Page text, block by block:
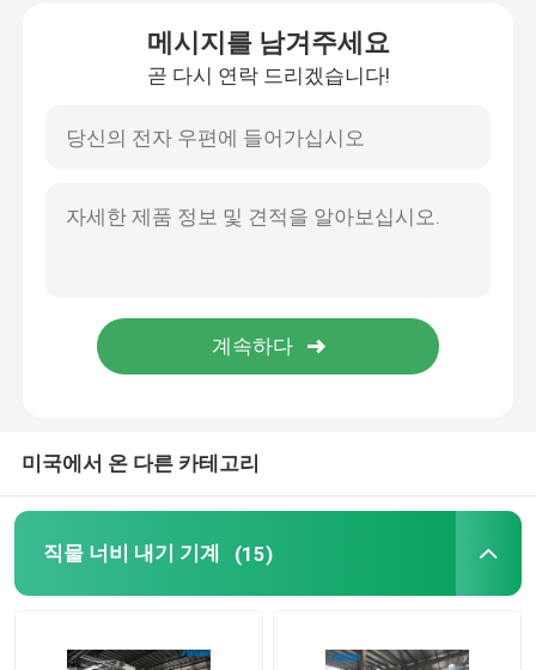
스텐터 완료기
드라이어 기계를 완화시키세요
메시지를 남겨주세요
곧 다시 연락 드리겠습니다!
미국에서 온 다른 카테고리
직물 너비 내기 기계 (15)